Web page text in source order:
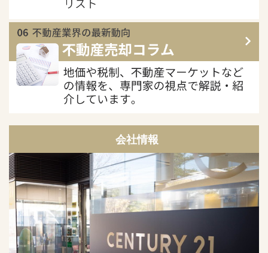
会社情報